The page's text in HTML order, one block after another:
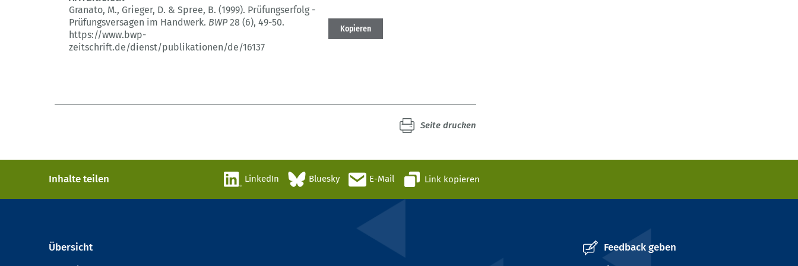
Granato, M., Grieger, D. & Spree, B. (1999). Prüfungserfolg -
Prüfungsversagen im Handwerk. BWP28 (6), 49-50.
https://www.bwp-
zeitschrift.de/dienst/publikationen/de/16137
Kopieren
Seite drucken
Inhalte teilen LinkedIn Bluesky E-Mail Link kopieren
Übersicht Feedback geben